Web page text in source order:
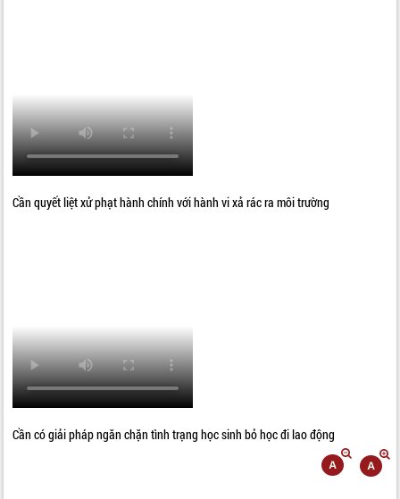
Cần quyết liệt xử phạt hành chính với hành vi xả rác ra môi trường
Cần có giải pháp ngăn chặn tình trạng học sinh bỏ học đi lao động